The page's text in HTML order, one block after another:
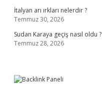
İtalyan arı ırkları nelerdir ?
Temmuz 30, 2026
Sudan Karaya geçiş nasıl oldu ?
Temmuz 28, 2026